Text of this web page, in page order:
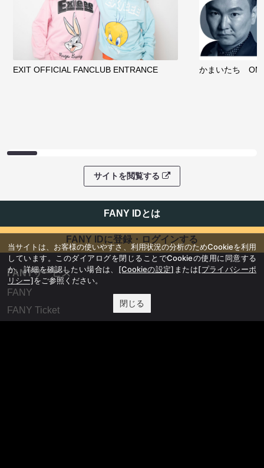
EXIT OFFICIAL FANCLUB ENTRANCE かまいたち
サイトを閲覧する
FANY IDとは
FANY IDに登録・ログインする
FANYサービス
FANY
FANY Ticket
当サイトは、お客様の使いやすさ、利用状況の分析のためCookieを利用
しています。このダイアログを閉じることでCookieの使用に同意する
か、詳細を確認したい場合は、 [Cookieの設定] または[プライバシーポ
リシー]をご参照ください。
閉じる